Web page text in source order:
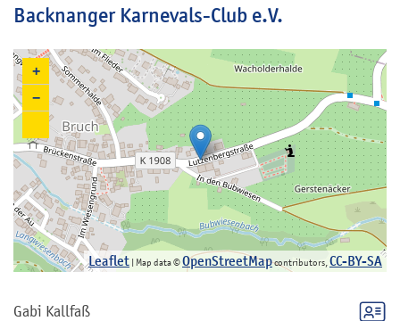
Backnanger Karnevals-Club e.V.
+
−
Leaflet | Map data ©OpenStreetMapcontributors, CC-BY-SA
Gabi Kallfaß